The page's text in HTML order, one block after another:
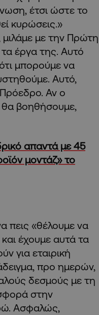
έτσι ώστε το
κυρώσεις.»
με την Πρώτη
τα έργα της. Αυτό
μπορούμε να
Αυτό,
Αν ο
θα βοηθήσουμε,
απαντά με 45
μοντάζ» το
πεις «θέλουμε να
έχουμε αυτά τα
για εταιρική
προ ημερών,
δεσμούς με τη
στην
Ασφαλώς,